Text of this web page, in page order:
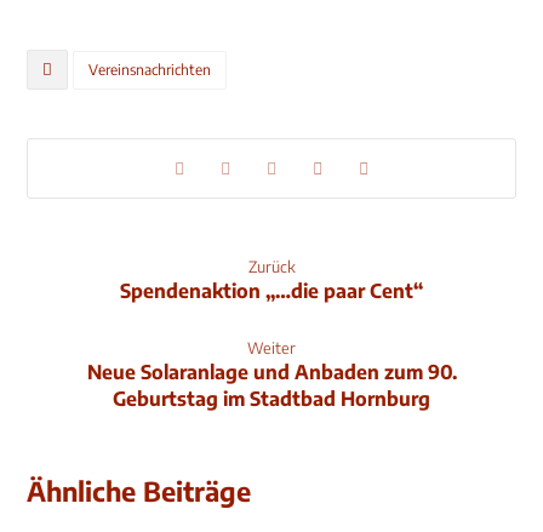
Vereinsnachrichten
Zurück
Spendenaktion „…die paar Cent“
Weiter
Neue Solaranlage und Anbaden zum 90.
Geburtstag im Stadtbad Hornburg
Ähnliche Beiträge